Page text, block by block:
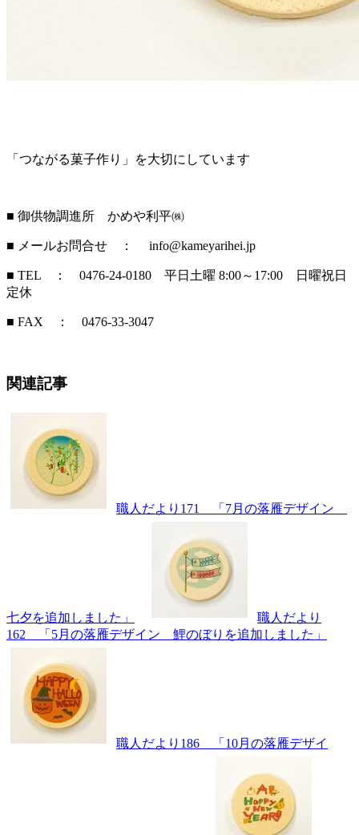
「つながる菓子作り」を大切にしています
■ 御供物調進所 かめや利平㈱
■ メールお問合せ ： info@kameyarihei.jp
■ TEL ： 0476-24-0180 平日土曜 8:00～17:00 日曜祝日
定休
■ FAX ： 0476-33-3047
関連記事
職人だより171 「7月の落雁デザイン
七夕を追加しました」
職人だより
162 「5月の落雁デザイン 鯉のぼりを追加しました」
職人だより186 「10月の落雁デザイ